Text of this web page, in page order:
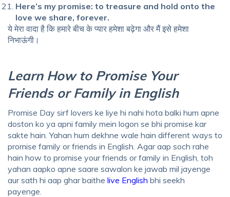
Here’s my promise: to treasure and hold onto the
love we share, forever.
ये मेरा वादा है कि हमारे बीच के प्यार हमेशा बढ़ेगा और मैं इसे हमेशा
निभाऊंगी।
Learn How to Promise Your
Friends or Family in English
Promise Day sirf lovers ke liye hi nahi hota balki hum apne
doston ko ya apni family mein logon se bhi promise kar
sakte hain. Yahan hum dekhne wale hain different ways to
promise family or friends in English . Agar aap soch rahe
hain how to promise your friends or family in English, toh
yahan aapko apne saare sawalon ke jawab mil jayenge
aur sath hi aap ghar baithe live English bhi seekh
payenge.